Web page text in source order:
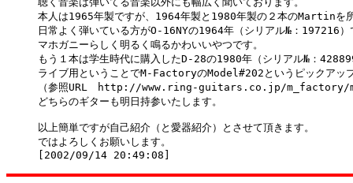
本人は1965年製ですが、1964年製と1980年製の２本のMartinを
日常よく弾いている方がO-16NYの1964年（シリアル№：197216）
マホガニーらしく明るく鳴るかわいいやつです。
もう１本は学生時代に購入したD-28の1980年（シリアル№：
ライブ用ということでM-FactoryのModel#202というピックアッ
（参照URL　http://www.ring-guitars.co.jp/m_factory/
どちらのギターも明日持参いたします。
以上簡単ですが自己紹介（と愛器紹介）とさせて頂きます。
ではよろしくお願いします。